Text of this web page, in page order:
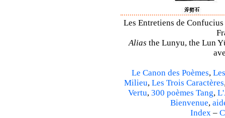
Les Entretiens de
Alias the Lunyu, the Lun
Le Canon des Poèmes,
Milieu, Les Trois Caractères
Vertu, 300 poèmes Tang,
Bienvenue,
Index –